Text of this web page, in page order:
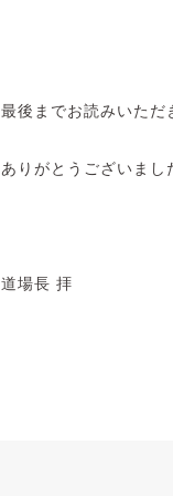
最後までお読みいただ
ありがとうございまし
道場長 拝